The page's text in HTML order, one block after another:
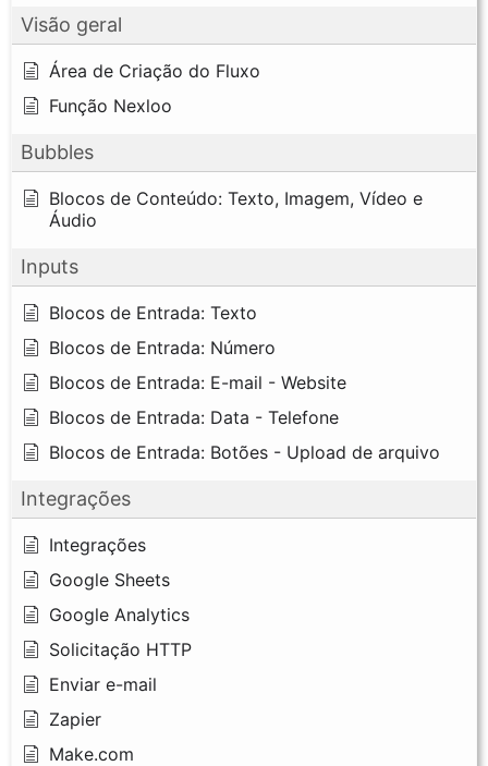
Visão geral
Área de Criação do Fluxo
Função Nexloo
Bubbles
Blocos de Conteúdo: Texto, Imagem, Vídeo e
Áudio
Inputs
Blocos de Entrada: Texto
Blocos de Entrada: Número
Blocos de Entrada: E-mail - Website
Blocos de Entrada: Data - Telefone
Blocos de Entrada: Botões - Upload de arquivo
Integrações
Integrações
Google Sheets
Google Analytics
Solicitação HTTP
Enviar e-mail
Zapier
Make.com